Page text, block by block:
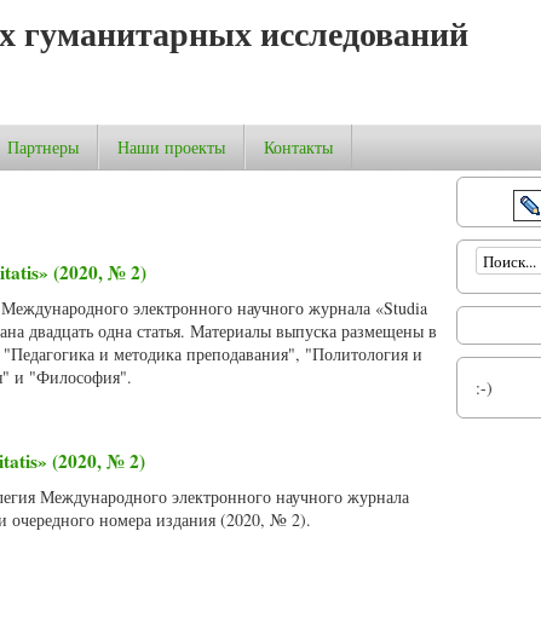
гуманитарных исследований
Партнеры Наши проекты Контакты
(2020, № 2)
электронного научного журнала «Studia
двадцать одна статья. Материалы выпуска размещены в
и методика преподавания", "Политология и
и "Философия".
(2020, № 2)
Международного электронного научного журнала
номера издания (2020, № 2).
:-)